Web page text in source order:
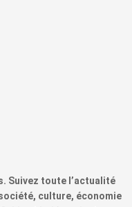
Suivez toute l’actualité
culture, économie